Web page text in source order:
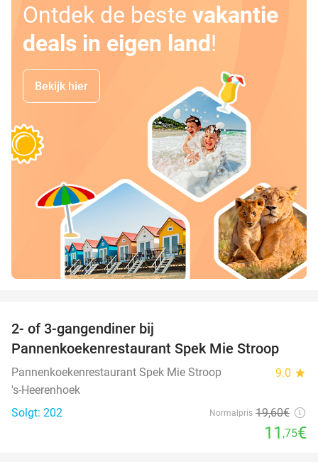
Ontdek de beste vakantie
deals in eigen land!
Bekijk hier
2- of 3-gangendiner bij
Pannenkoekenrestaurant Spek Mie Stroop
Pannenkoekenrestaurant Spek Mie Stroop 9.0 star
's-Heerenhoek
Solgt: 202
Normalpris 19,60€
11 ,75€